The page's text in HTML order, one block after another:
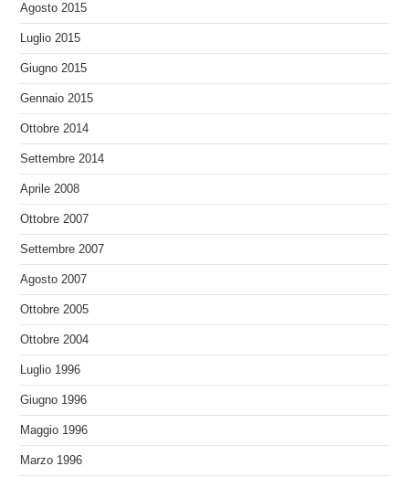
Agosto 2015
Luglio 2015
Giugno 2015
Gennaio 2015
Ottobre 2014
Settembre 2014
Aprile 2008
Ottobre 2007
Settembre 2007
Agosto 2007
Ottobre 2005
Ottobre 2004
Luglio 1996
Giugno 1996
Maggio 1996
Marzo 1996